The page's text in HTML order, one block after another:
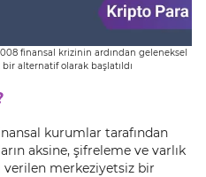
finansal krizinin ardından geleneksel
alternatif olarak başlatıldı
kurumlar tarafından
aksine, şifreleme ve varlık
merkeziyetsiz bir